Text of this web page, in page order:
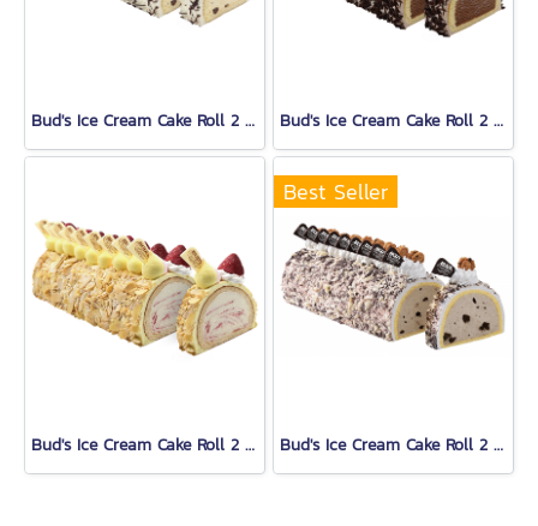
Bud's Ice Cream Cake Roll 2 Lb. Bud's Ice Cream Cake Roll 2 Lb.
Bud's Ice Cream Cake Roll 2 Lb.
Best Seller
Bud's Ice Cream Cake Roll 2 Lb.